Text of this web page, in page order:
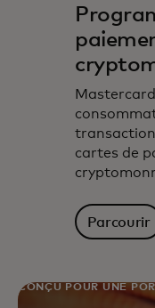
cartes de
Parcourir
CONÇU POUR UNE
MONDIALE